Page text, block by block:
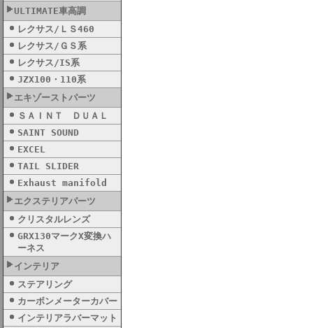
ULTIMATE車高調
レクサス/ＬＳ460
レクサス/ＧＳ系
レクサス/IS系
JZX100・110系
エキゾーストパーツ
ＳＡＩＮＴ ＤＵＡＬ
SAINT SOUND
EXCEL
TAIL SLIDER
Exhaust manifold
エクステリアパーツ
クリスタルレンズ
GRX130マークX変換ハ
ーネス
インテリア
ステアリング
カーボンメーターカバー
インテリアラバーマット